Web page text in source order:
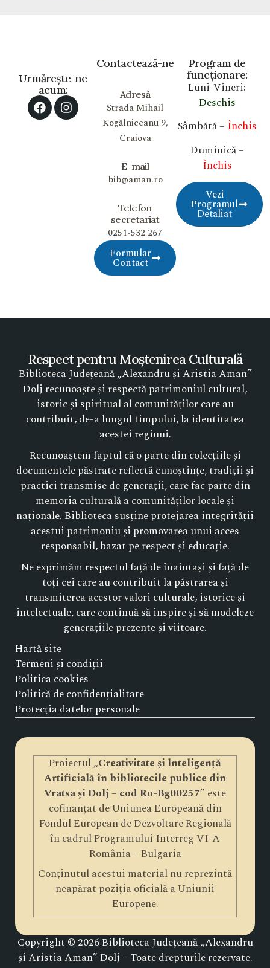
Program de
funcționare:
Luni-Vineri:
Deschis
Sâmbătă – Închis
Duminică –
Închis
Vezi
Programul
Detaliat
Contactează-ne
Adresă
Strada Mihail
Kogălniceanu 9,
Craiova
E-mail
bib@aman.ro
Telefon
secretariat
0251-532 267
Formular
Contact
Urmărește-ne
acum:
Respect pentru Moștenirea Culturală
Biblioteca Județeană „Alexandru și Aristia Aman”
Dolj recunoaște și respectă patrimoniul cultural,
istoric și spiritual al comunităților care au
contribuit, de-a lungul timpului, la identitatea
acestei regiuni.
Recunoaștem faptul că o parte din colecțiile și
documentele păstrate reflectă cunoștințe, tradiții și
practici transmise de generații, care fac parte din
memoria culturală a comunităților locale și
naționale. Biblioteca susține protejarea integrității
acestui patrimoniu și promovarea unui acces
responsabil, bazat pe respect și educație.
Ne exprimăm respectul față de înaintași și față de
toți cei care au contribuit la păstrarea și
transmiterea acestor valori culturale, istorice și
intelectuale, care continuă să inspire și să modeleze
generațiile prezente și viitoare.
Hartă site
Termeni și condiții
Politica cookies
Politică de confidențialitate
Protecția datelor personale
Proiectul „Creativitate și lnteligență
Artificială în bibliotecile publice din
Vratsa și Dolj – cod Ro-Bg00257” este
cofinanțat de Uniunea Europeană din
Fondul European de Dezvoltare Regională
în cadrul Programului Interreg VI-A
România – Bulgaria
Conținutul acestui material nu reprezintă
neapărat poziția oficială a Uniunii
Europene.
Copyright © 2026 Biblioteca Județeană „Alexandru
și Aristia Aman” Dolj – Toate drepturile rezervate.